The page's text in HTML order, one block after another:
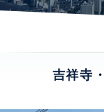
吉祥寺